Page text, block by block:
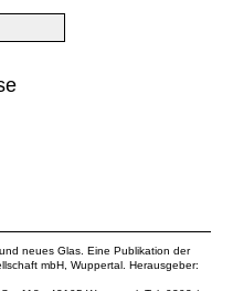
neues Glas. Eine Publikation der
mbH , Wuppertal. Herausgeber: